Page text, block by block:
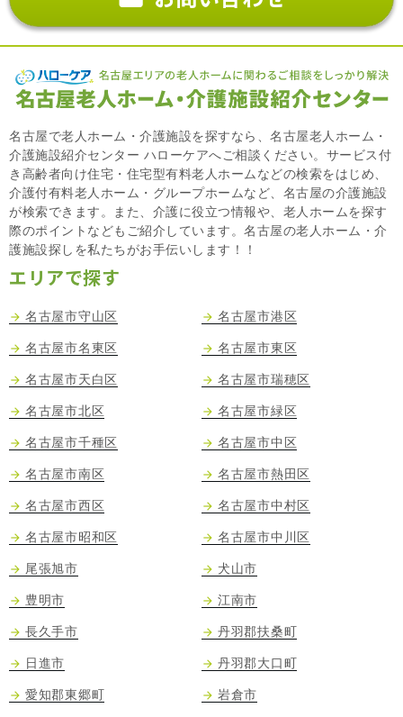
名古屋で老人ホーム・介護施設を探すなら、名古屋老人ホーム・
介護施設紹介センター ハローケアへご相談ください。サービス付
き高齢者向け住宅・住宅型有料老人ホームなどの検索をはじめ、
介護付有料老人ホーム・グループホームなど、名古屋の介護施設
が検索できます。また、介護に役立つ情報や、老人ホームを探す
際のポイントなどもご紹介しています。名古屋の老人ホーム・介
護施設探しを私たちがお手伝いします！！
エリアで探す
名古屋市守山区
名古屋市名東区
名古屋市天白区
名古屋市北区
名古屋市千種区
名古屋市南区
名古屋市西区
名古屋市昭和区
名古屋市港区
名古屋市東区
名古屋市瑞穂区
名古屋市緑区
名古屋市中区
名古屋市熱田区
名古屋市中村区
名古屋市中川区
尾張旭市
豊明市
長久手市
日進市
愛知郡東郷町
犬山市
江南市
丹羽郡扶桑町
丹羽郡大口町
岩倉市